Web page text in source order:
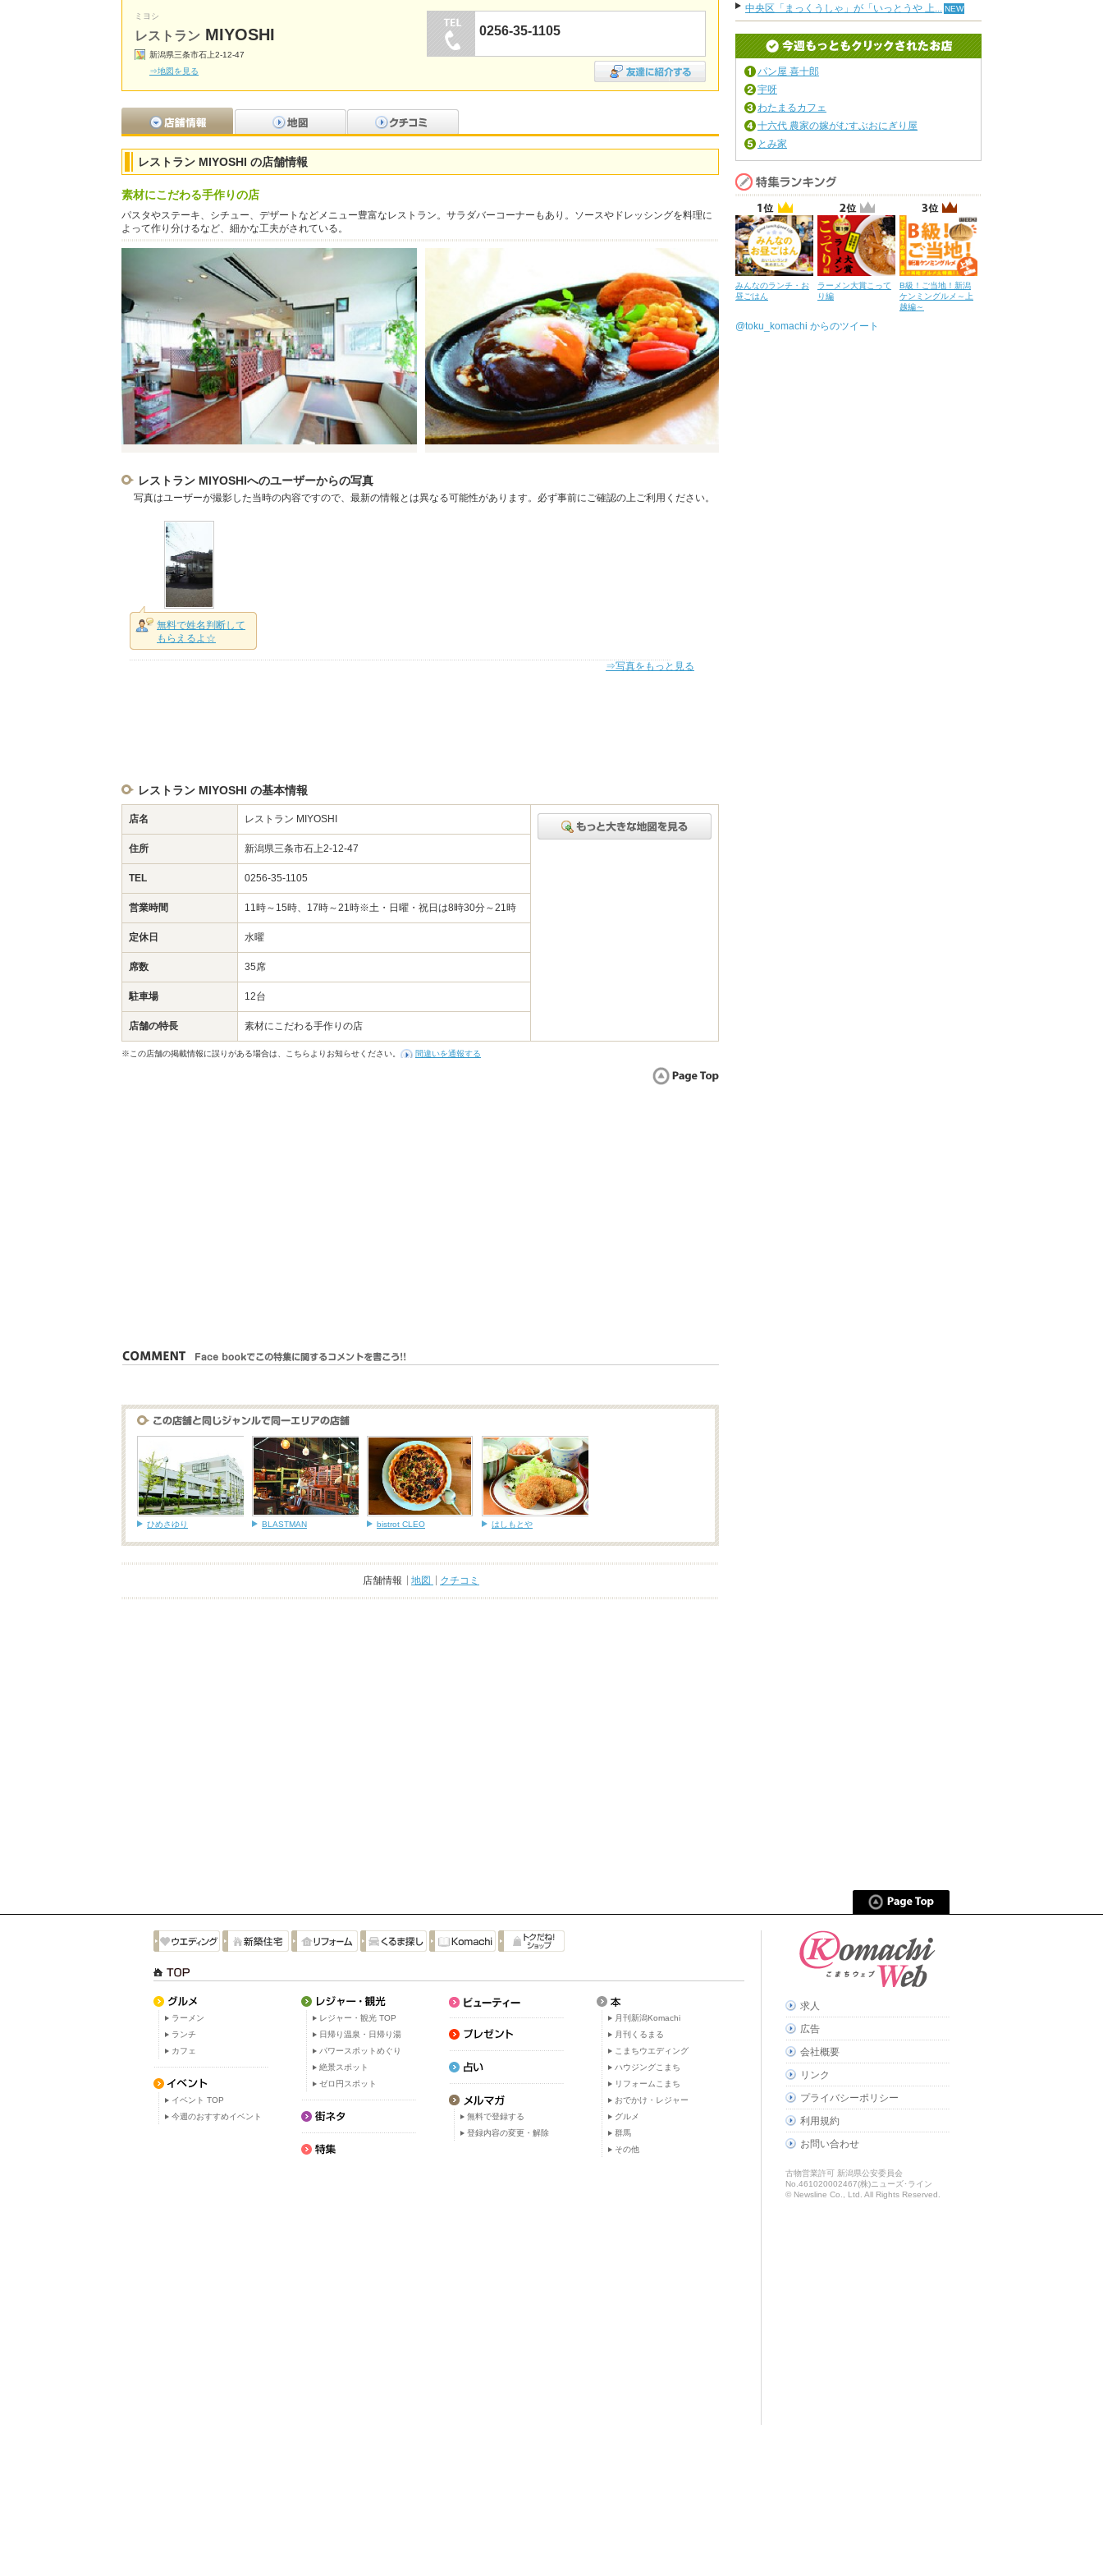
ミヨシ
レストラン MIYOSHI
新潟県三条市石上2-12-47
⇒地図を見る
0256-35-1105
レストラン MIYOSHI の店舗情報
素材にこだわる手作りの店
パスタやステーキ、シチュー、デザートなどメニュー豊富なレストラン。サラダバーコーナーもあり。ソースやドレッシングを料理に
よって作り分けるなど、細かな工夫がされている。
レストラン MIYOSHIへのユーザーからの写真
写真はユーザーが撮影した当時の内容ですので、最新の情報とは異なる可能性があります。必ず事前にご確認の上ご利用ください。
無料で姓名判断して
もらえるよ☆
⇒写真をもっと見る
レストラン MIYOSHI の基本情報
店名 レストラン MIYOSHI
住所 新潟県三条市石上2-12-47
TEL 0256-35-1105
営業時間 11時～15時、17時～21時※土・日曜・祝日は8時30分～21時
定休日 水曜
席数 35席
駐車場 12台
店舗の特長 素材にこだわる手作りの店
※この店舗の掲載情報に誤りがある場合は、こちらよりお知らせください。 間違いを通報する
ひめさゆり BLASTMAN bistrot CLEO はしもとや
店舗情報 地図 クチコミ
中央区「まっくうしゃ」が「いっとうや 上...
パン屋 喜十郎
宇呀
わたまるカフェ
十六代 農家の嫁がむすぶおにぎり屋
とみ家
みんなのランチ・お
昼ごはん
ラーメン大賞こって
り編
B級！ご当地！新潟
ケンミングルメ～上
越編～
@toku_komachi からのツイート
ラーメン
ランチ
カフェ
イベント TOP
今週のおすすめイベント
レジャー・観光 TOP
日帰り温泉・日帰り湯
パワースポットめぐり
絶景スポット
ゼロ円スポット
無料で登録する
登録内容の変更・解除
月刊新潟Komachi
月刊くるまる
こまちウエディング
ハウジングこまち
リフォームこまち
おでかけ・レジャー
グルメ
群馬
その他
求人
広告
会社概要
リンク
プライバシーポリシー
利用規約
お問い合わせ
古物営業許可 新潟県公安委員会
No.461020002467(株)ニューズ･ライン
© Newsline Co., Ltd. All Rights Reserved.